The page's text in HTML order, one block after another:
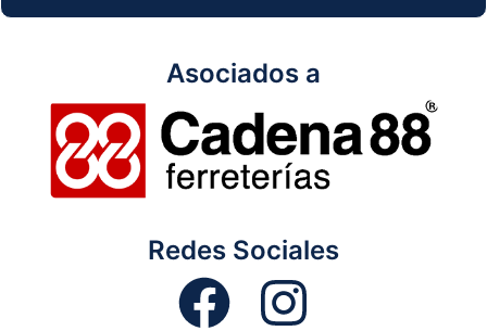
Asociados a
Redes Sociales